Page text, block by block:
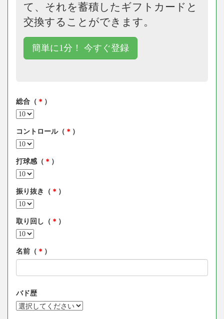
て、それを蓄積したギフトカードと
交換することができます。
簡単に1分！ 今すぐ登録
総合（ ＊ ）
コントロール（ ＊ ）
打球感（ ＊ ）
振り抜き（ ＊ ）
取り回し（ ＊ ）
名前（ ＊ ）
バド歴